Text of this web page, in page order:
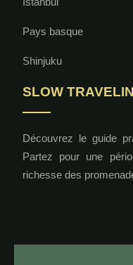
Pays basque
Shinjuku
SLOW
Découvrez le guide
Partez pour une
richesse des